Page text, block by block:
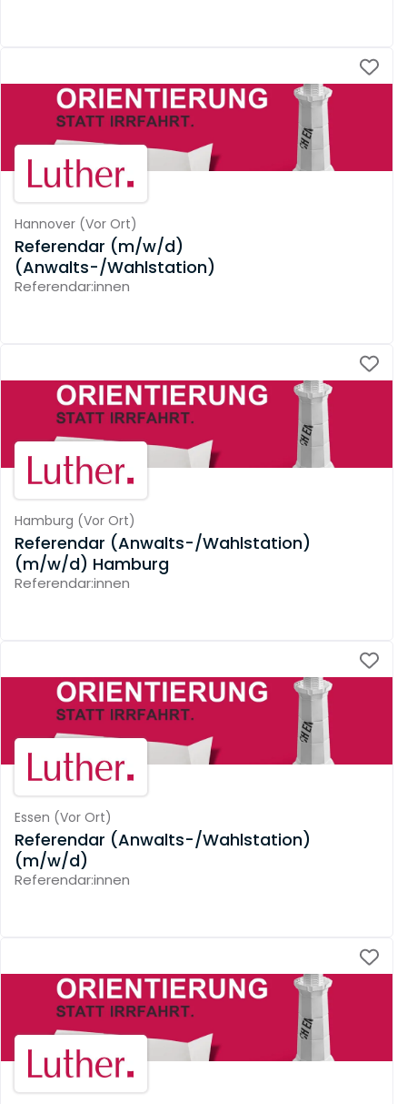
Hannover (Vor Ort)
Referendar (m/w/d)
(Anwalts-/Wahlstation)
Referendar:innen
Hamburg (Vor Ort)
Referendar (Anwalts-/Wahlstation)
(m/w/d) Hamburg
Referendar:innen
Essen (Vor Ort)
Referendar (Anwalts-/Wahlstation)
(m/w/d)
Referendar:innen